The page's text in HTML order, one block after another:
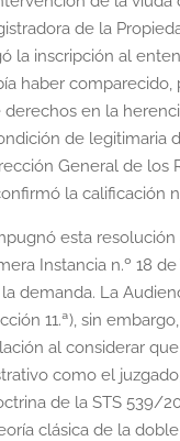
de la
la inscripción al
haber comparecido,
en la
de legitimaria
General de los
la calificación
esta
Instancia n.º 18 de
demanda. La
11.ª), sin
al considerar
como el
de la STS 539/
clásica de la